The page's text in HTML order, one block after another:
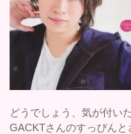
どうでしょう、気が付い
GACKTさんのすっぴん